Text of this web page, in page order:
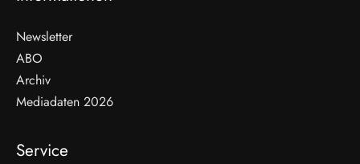
Newsletter
ABO
Archiv
Mediadaten 2026
Service